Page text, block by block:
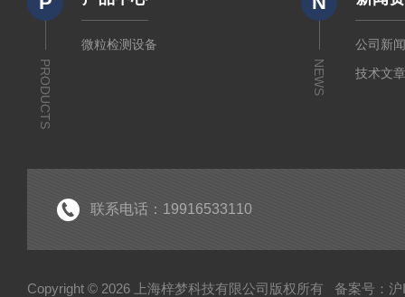
PRODUCTS
微粒检测设备
NEWS
公司新
技术文
联系电话：19916533110
Copyright © 2026 上海梓梦科技有限公司版权所有 备案号：